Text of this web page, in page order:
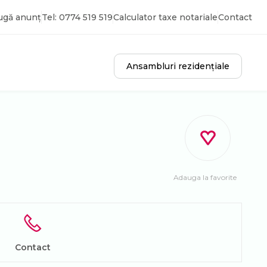
anunțTel: 0774 519 519Calculator taxe notarialeContact
Ansambluri rezidențiale
Adauga la favorite
Contact